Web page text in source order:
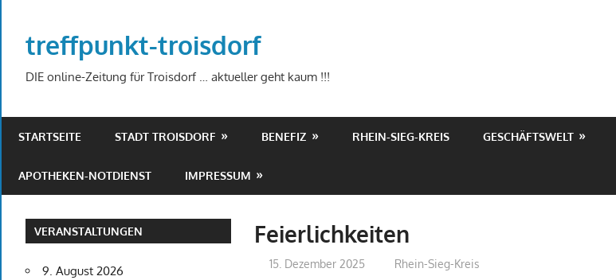
springen
treffpunkt-troisdorf
DIE online-Zeitung für Troisdorf … aktueller geht kaum !!!
STARTSEITE STADT TROISDORF BENEFIZ RHEIN-SIEG-KREIS GESCHÄFTSWELT
APOTHEKEN-NOTDIENST IMPRESSUM
Feierlichkeiten
15. Dezember 2025 treffpunkt
Rhein-Sieg-Kreis
VERANSTALTUNGEN
9. August 2026